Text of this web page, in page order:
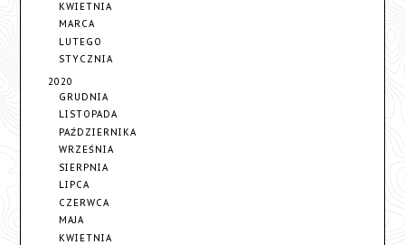
KWIETNIA
MARCA
LUTEGO
STYCZNIA
2020
GRUDNIA
LISTOPADA
PAŹDZIERNIKA
WRZEŚNIA
SIERPNIA
LIPCA
CZERWCA
MAJA
KWIETNIA